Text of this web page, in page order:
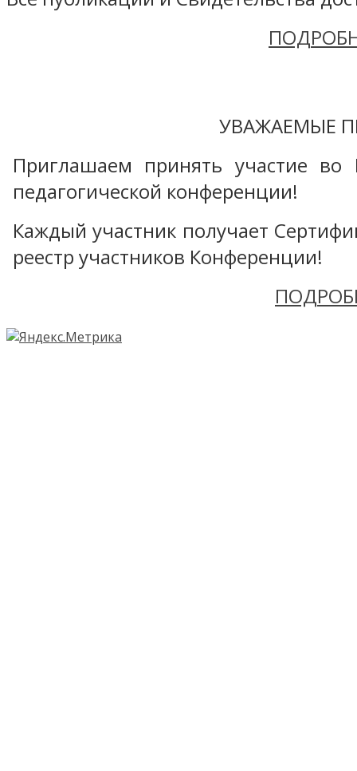
УВАЖАЕМЫЕ
Приглашаем принять участие во
педагогической конференции!
Каждый участник получает
реестр участников Конференции!